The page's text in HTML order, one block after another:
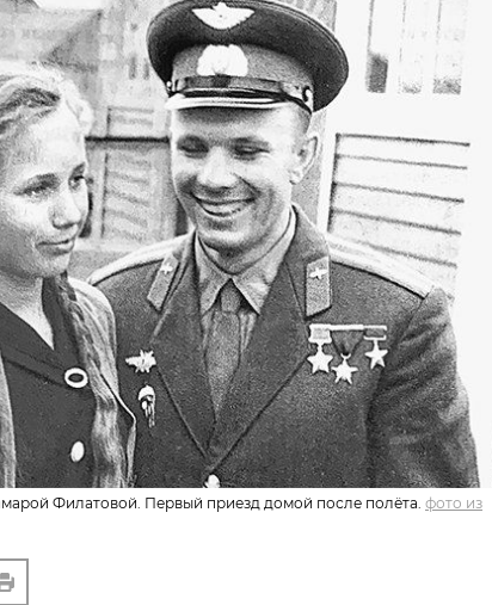
Филатовой. Первый приезд домой после полёта. фото из